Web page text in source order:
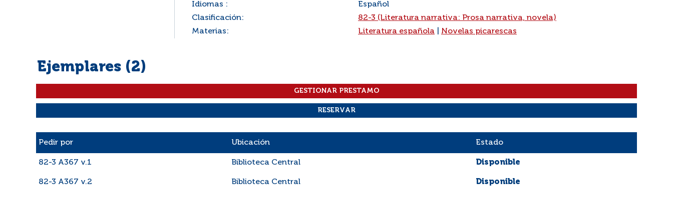
Idiomas :
Español
Clasificación:
82-3 (Literatura narrativa: Prosa narrativa, novela)
Materias:
Literatura española Novelas picarescas
Ejemplares (2)
Pedir por Ubicación Estado
82-3 A367 v.1 Biblioteca Central Disponible
82-3 A367 v.2 Biblioteca Central Disponible